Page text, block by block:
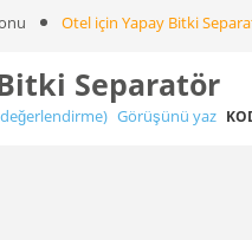
Otel için Yapay Bitki
Separatör
değerlendirme) Görüşünü yaz